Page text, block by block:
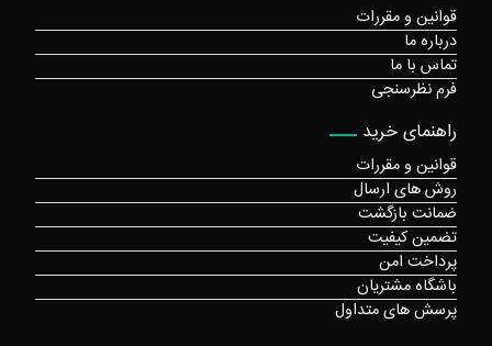
قوانین و مقررات
درباره ما
تماس با ما
فرم نظرسنجی
راهنمای خرید
قوانین و مقررات
روش های ارسال
ضمانت بازگشت
تضمین کیفیت
پرداخت امن
باشگاه مشتریان
پرسش های متداول